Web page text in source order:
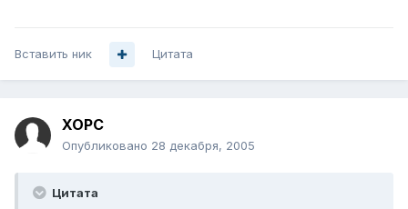
Вставить ник Цитата
XOPC
Опубликовано 28 декабря, 2005
Цитата